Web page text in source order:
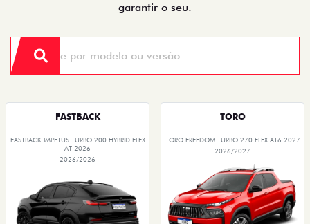
garantir o seu.
FASTBACK
FASTBACK IMPETUS TURBO 200 HYBRID FLEX
AT 2026
2026/2026
TORO
TORO FREEDOM TURBO 270 FLEX AT6 2027
2026/2027